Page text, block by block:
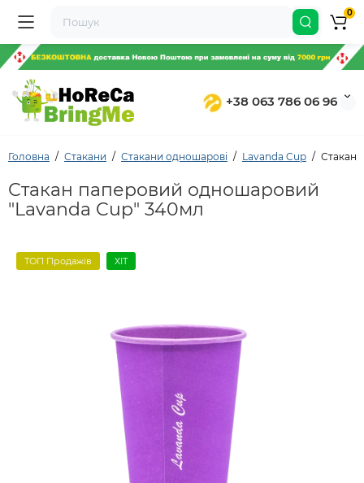
+38 063 786 06 96
0
Головна Стакани Стакани одношарові Lavanda Cup Стакан
Стакан паперовий одношаровий
"Lavanda Cup" 340мл
ТОП Продажів ХІТ